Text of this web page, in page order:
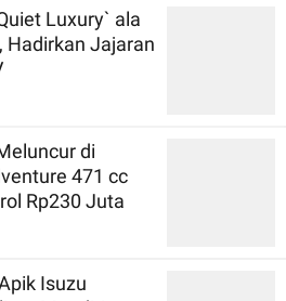
Luxury` ala
Hadirkan Jajaran
di
471 cc
Rp230 Juta
Isuzu